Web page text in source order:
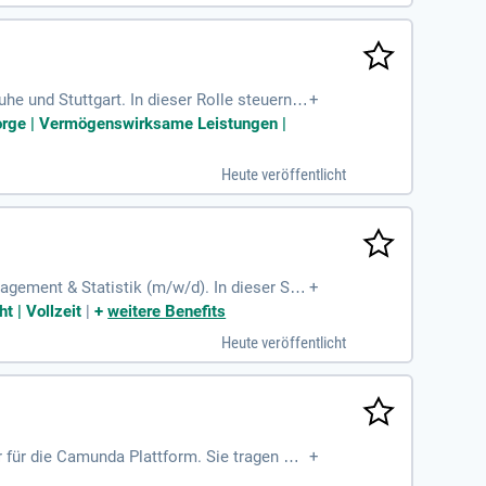
und Stuttgart. In dieser Rolle steuern S
Sie optimieren die Ausführungsplanun
oder Architektur sowie
freuen wir uns auf Ihre Bewerbung!
+
| Vermögenswirksame Leistungen |
Heute veröffentlicht
& Statistik (m/w/d). In dieser Sch
Ihrer Mitarbeitenden. Sie
Ihre Analysen
Umfelds und gestalten Sie die
+
| Vollzeit |+weitere Benefits
Heute veröffentlicht
die Camunda Plattform. Sie tragen Ver
mit dem Technical Lead
+